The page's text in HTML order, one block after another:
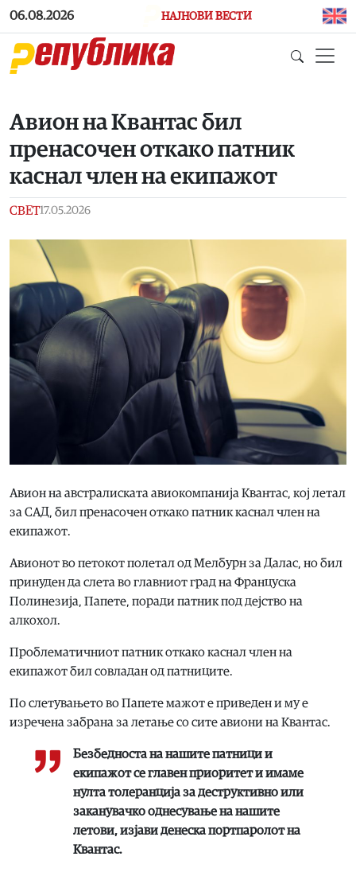
Skip to main content
06.08.2026 НАЈНОВИ ВЕСТИ
Авион на Квантас бил
пренасочен откако патник
каснал член на екипажот
СВЕТ17.05.2026
Авион на австралиската авиокомпанија Квантас, кој летал
за САД, бил пренасочен откако патник каснал член на
екипажот.
Авионот во петокот полетал од Мелбурн за Далас, но бил
принуден да слета во главниот град на Француска
Полинезија, Папете, поради патник под дејство на
алкохол.
Проблематичниот патник откако каснал член на
екипажот бил совладан од патниците.
По слетувањето во Папете мажот е приведен и му е
изречена забрана за летање со сите авиони на Квантас.
Безбедноста на нашите патници и
екипажот се главен приоритет и имаме
нулта толеранција за деструктивно или
заканувачко однесување на нашите
летови, изјави денеска портпаролот на
Квантас.